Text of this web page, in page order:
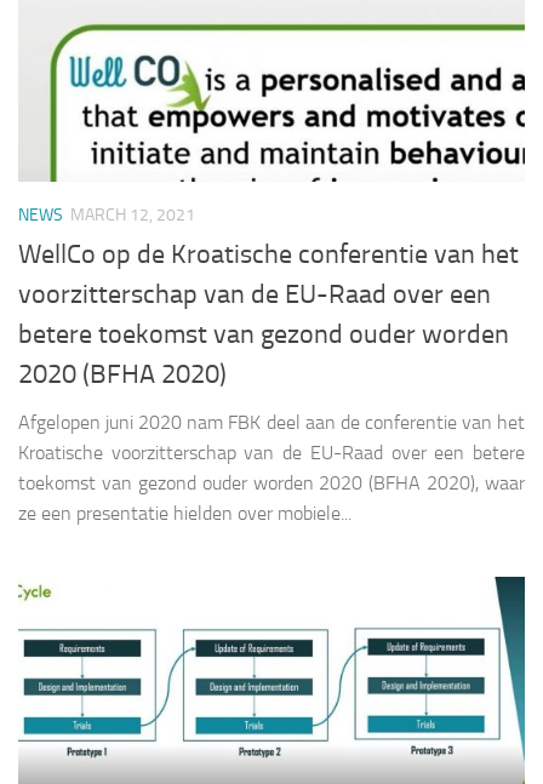
NEWS MARCH 12, 2021
WellCo op de Kroatische conferentie van het
voorzitterschap van de EU-Raad over een
betere toekomst van gezond ouder worden
2020 (BFHA 2020)
Afgelopen juni 2020 nam FBK deel aan de conferentie van het
Kroatische voorzitterschap van de EU-Raad over een betere
toekomst van gezond ouder worden 2020 (BFHA 2020), waar
ze een presentatie hielden over mobiele...